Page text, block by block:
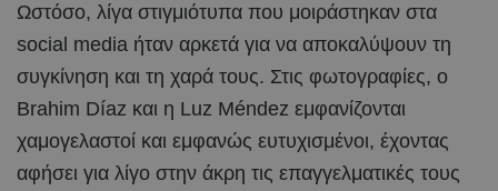
Ωστόσο, λίγα στιγμιότυπα που μοιράστηκαν στα
social media ήταν αρκετά για να αποκαλύψουν τη
συγκίνηση και τη χαρά τους. Στις φωτογραφίες, ο
Brahim Díaz και η Luz Méndez εμφανίζονται
χαμογελαστοί και εμφανώς ευτυχισμένοι, έχοντας
αφήσει για λίγο στην άκρη τις επαγγελματικές τους